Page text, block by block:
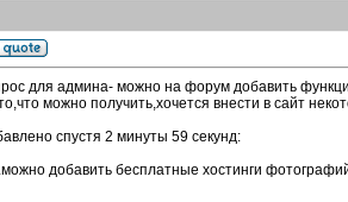
для админа- можно на форум добавить
можно получить,хочется внести в сайт
спустя 2 минуты 59 секунд:
добавить бесплатные хостинги